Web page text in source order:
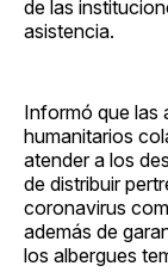
de las
asistencia.
Informó que las
humanitarios
atender a los
de distribuir
coronavirus
además de
los albergues